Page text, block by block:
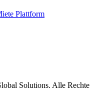
Plattform
Solutions. Alle Rechte